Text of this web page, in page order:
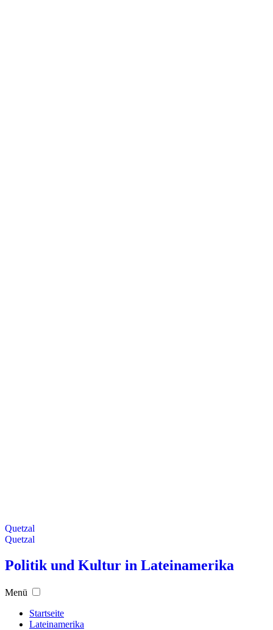
Quetzal
Quetzal
Politik und Kultur in Lateinamerika
Menü
Startseite
Lateinamerika